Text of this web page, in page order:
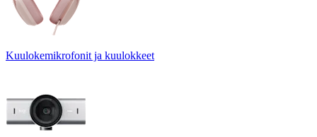
Kuulokemikrofonit ja kuulokkeet